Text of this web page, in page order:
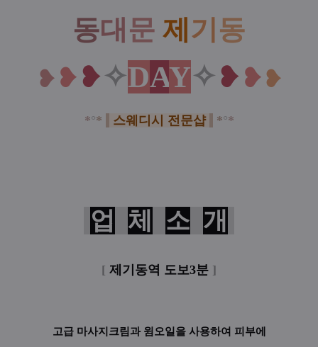
동대 문 제 기 동
❥ ❥❥✧DAY✧❥ ❥❥
*°* 스웨디시 전문샵 *°*
업 체 소 개
[ 제기동역 도보3분 ]
고급 마사지크림과 윔오일을 사용하여 피부에